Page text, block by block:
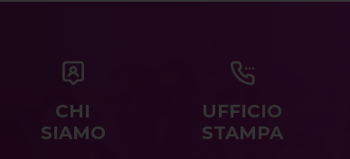
CHI
SIAMO
UFFICIO
STAMPA